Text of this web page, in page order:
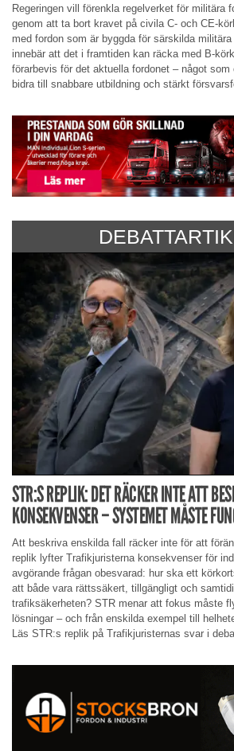
Regeringen vill förenkla regelverket för militära
genom att ta bort kravet på civila C- och CE-
med fordon som är byggda för särskilda
innebär att det i framtiden kan räcka med B-
förarbevis för det aktuella fordonet – något som
bidra till snabbare utbildning och stärkt
STR:S REPLIK: DET RÄCKER INTE ATT
KONSEKVENSER – SYSTEMET MÅSTE
Att beskriva enskilda fall räcker inte för att
replik lyfter Trafikjuristerna konsekvenser för
avgörande frågan obesvarad: hur ska ett
att både vara rättssäkert, tillgängligt och
trafiksäkerheten? STR menar att fokus måste
lösningar – och från enskilda exempel till
Läs STR:s replik på Trafikjuristernas svar i